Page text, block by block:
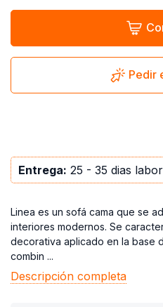
Pedir
Entrega: 25 - 35 dias
Linea es un sofá cama que se
interiores modernos. Se
decorativa aplicado en la base
combin ...
Descripción completa